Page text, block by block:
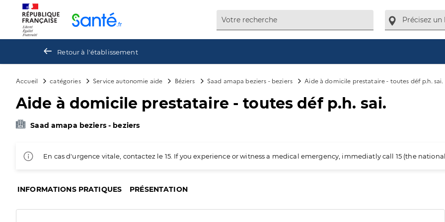
Retour à l'établissement
Accueil catégories Service autonomie aide Béziers Saad amapa beziers - beziers Aide à domicile prestataire - toutes déf p.h. sai.
Aide à domicile prestataire - toutes déf p.h. sai.
Saad amapa beziers - beziers
En cas d'urgence vitale, contactez le 15. If you experience or witness a medical emergency, immediatly call 15 (the
INFORMATIONS PRATIQUES PRÉSENTATION
Panneau de gestion des cookies